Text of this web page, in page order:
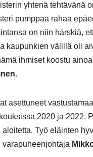
yhtenä tehtävänä
pumppaa rahaa
on niin härskiä,
kaupunkien välillä oli
ihmiset koostu
.
asettuneet
2020 ja 2022.
Työ eläinten